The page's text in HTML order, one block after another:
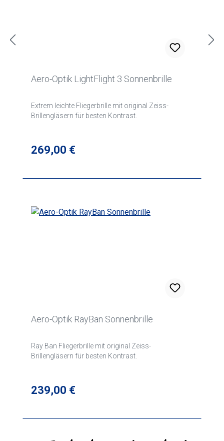
Aero-Optik LightFlight 3 Sonnenbrille
Extrem leichte Fliegerbrille mit original Zeiss-
Brillengläsern für besten Kontrast.
Regulärer Preis:
269,00 €
Aero-Optik RayBan Sonnenbrille
Ray Ban Fliegerbrille mit original Zeiss-
Brillengläsern für besten Kontrast.
Regulärer Preis:
239,00 €